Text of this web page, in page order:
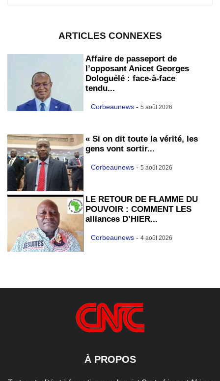
ARTICLES CONNEXES
Affaire de passeport de
l’opposant Anicet Georges
Dologuélé : face-à-face
tendu...
Corbeaunews - 5 août 2026
« Si on dit toute la vérité, les
gens vont sortir...
Corbeaunews - 5 août 2026
LE RETOUR DE FLAMME DU
POUVOIR : COMMENT LES
alliances D’HIER...
Corbeaunews - 4 août 2026
À PROPOS